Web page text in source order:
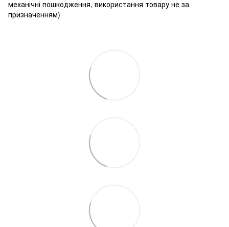
механічні пошкодження, використання товару не за
призначенням)